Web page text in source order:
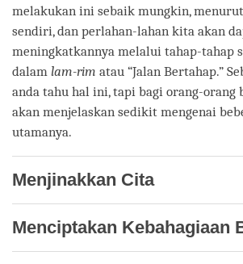
melakukan ini sebaik mungkin,
sendiri, dan perlahan-lahan kita akan
meningkatkannya melalui tahap-tahap
dalam lam-rim atau “Jalan Bertahap.”
anda tahu hal ini, tapi bagi orang-orang
akan menjelaskan sedikit mengenai
utamanya.
Menjinakkan Cita
Menciptakan Kebahagiaan